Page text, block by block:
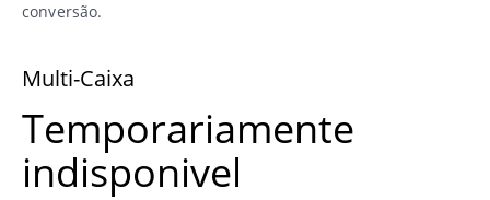
conversão.
Multi-Caixa
Temporariamente
indisponivel